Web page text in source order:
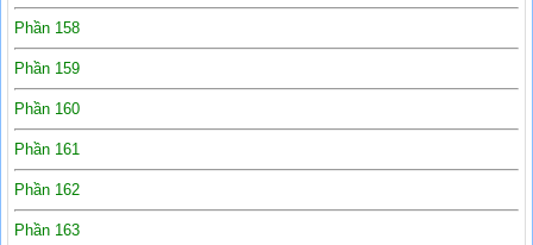
Phần 158
Phần 159
Phần 160
Phần 161
Phần 162
Phần 163